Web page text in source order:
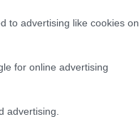
to advertising like cookies on
for online advertising
advertising.
vállalatnak, a
SBS Kft.
Wamsler SE